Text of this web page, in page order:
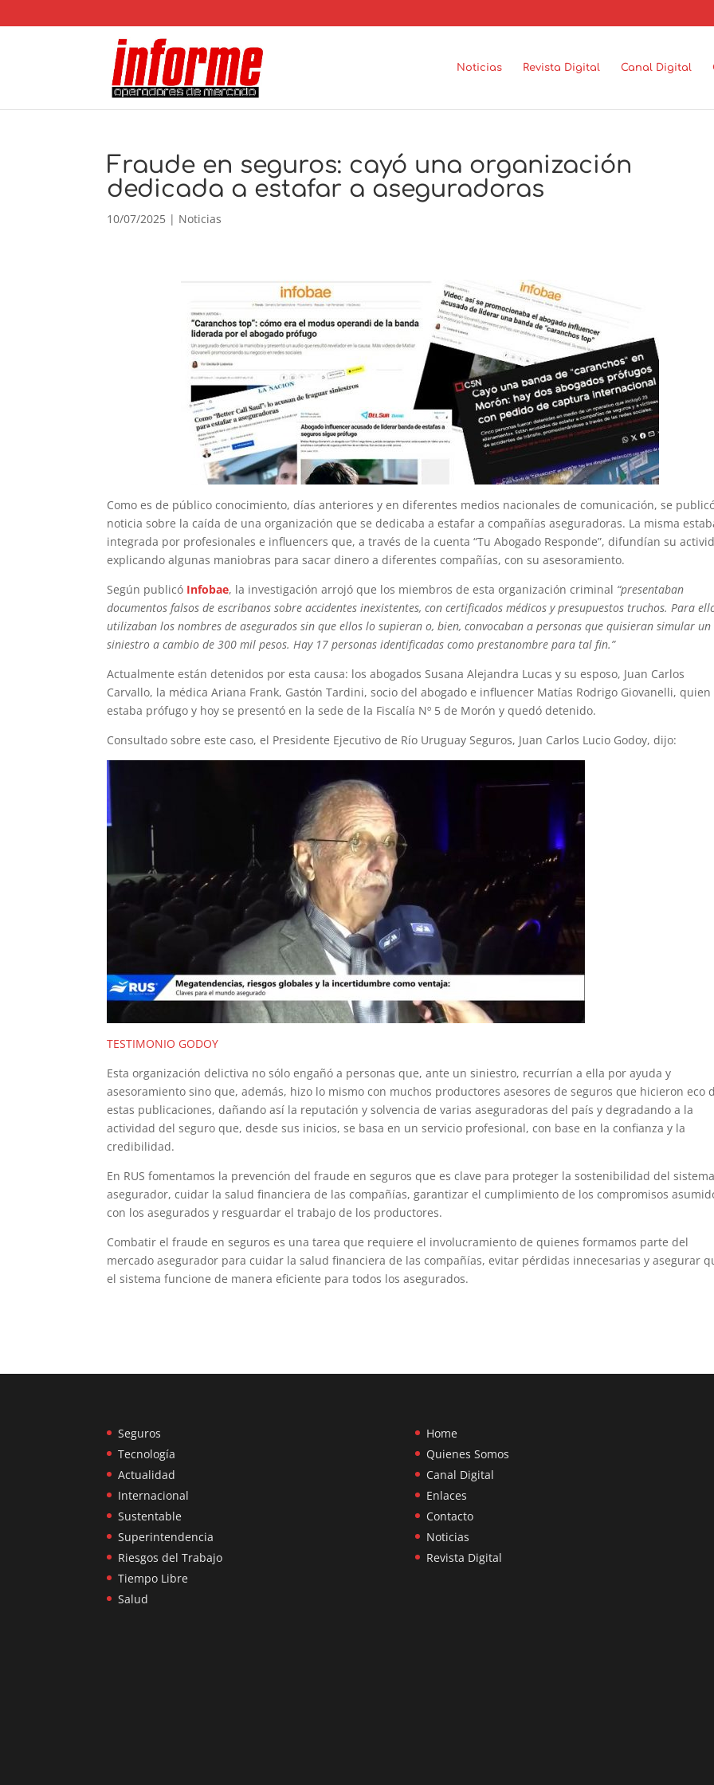
Noticias Revista Digital Canal Digital
Fraude en seguros: cayó una organización
dedicada a estafar a aseguradoras
10/07/2025 | Noticias
Como es de público conocimiento, días anteriores y en diferentes medios nacionales de comunicación, se
noticia sobre la caída de una organización que se dedicaba a estafar a compañías aseguradoras. La misma
integrada por profesionales e influencers que, a través de la cuenta “Tu Abogado Responde”, difundían su
explicando algunas maniobras para sacar dinero a diferentes compañías, con su asesoramiento.
Según publicó Infobae, la investigación arrojó que los miembros de esta organización criminal “presentaban
documentos falsos de escribanos sobre accidentes inexistentes, con certificados médicos y presupuestos truchos. Para
utilizaban los nombres de asegurados sin que ellos lo supieran o, bien, convocaban a personas que quisieran simular un
siniestro a cambio de 300 mil pesos. Hay 17 personas identificadas como prestanombre para tal fin.”
Actualmente están detenidos por esta causa: los abogados Susana Alejandra Lucas y su esposo, Juan Carlos
Carvallo, la médica Ariana Frank, Gastón Tardini, socio del abogado e influencer Matías Rodrigo Giovanelli, quien
estaba prófugo y hoy se presentó en la sede de la Fiscalía Nº 5 de Morón y quedó detenido.
Consultado sobre este caso, el Presidente Ejecutivo de Río Uruguay Seguros, Juan Carlos Lucio Godoy, dijo:
TESTIMONIO GODOY
Esta organización delictiva no sólo engañó a personas que, ante un siniestro, recurrían a ella por ayuda y
asesoramiento sino que, además, hizo lo mismo con muchos productores asesores de seguros que hicieron eco
estas publicaciones, dañando así la reputación y solvencia de varias aseguradoras del país y degradando a la
actividad del seguro que, desde sus inicios, se basa en un servicio profesional, con base en la confianza y la
credibilidad.
En RUS fomentamos la prevención del fraude en seguros que es clave para proteger la sostenibilidad del sistema
asegurador, cuidar la salud financiera de las compañías, garantizar el cumplimiento de los compromisos
con los asegurados y resguardar el trabajo de los productores.
Combatir el fraude en seguros es una tarea que requiere el involucramiento de quienes formamos parte del
mercado asegurador para cuidar la salud financiera de las compañías, evitar pérdidas innecesarias y asegurar
el sistema funcione de manera eficiente para todos los asegurados.
Seguros
Tecnología
Actualidad
Internacional
Sustentable
Superintendencia
Riesgos del Trabajo
Tiempo Libre
Salud
Home
Quienes Somos
Canal Digital
Enlaces
Contacto
Noticias
Revista Digital